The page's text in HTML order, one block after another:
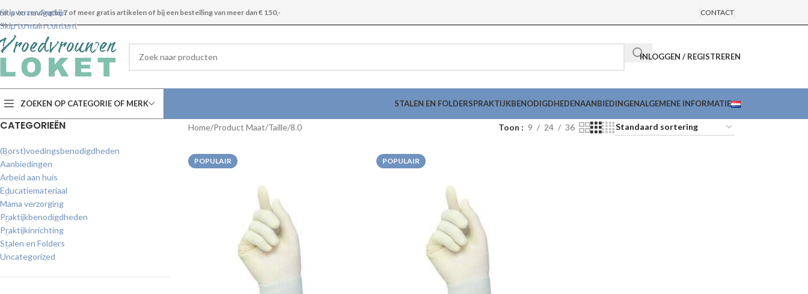
Skip to navigation
Skip to main content
verzending bij 7 of meer gratis artikelen of bij een bestelling van meer dan € 150,- CONTACT
INLOGGEN / REGISTREREN
ZOEKEN OP CATEGORIE OF MERK STALEN EN FOLDERSPRAKTIJKBENODIGDHEDENAANBIEDINGENALGEMENE INFORMATIE
CATEGORIEËN
(Borst)voedingsbenodigdheden
Aanbiedingen
Arbeid aan huis
Educatiemateriaal
Mama verzorging
Praktijkbenodigdheden
Praktijkinrichting
Stalen en Folders
Uncategorized
Home Product Maat/Taille 8.0 Toon 9 24 36
POPULAIR POPULAIR